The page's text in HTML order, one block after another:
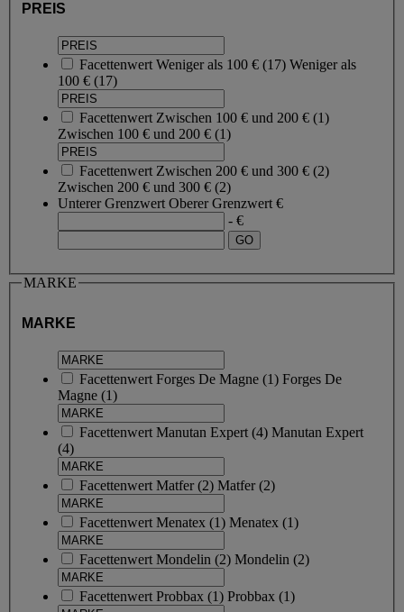
PREIS
Facettenwert Weniger als 100 € (17) Weniger als
100 € (17)
Facettenwert Zwischen 100 € und 200 € (1)
Zwischen 100 € und 200 € (1)
Facettenwert Zwischen 200 € und 300 € (2)
Zwischen 200 € und 300 € (2)
Unterer Grenzwert Oberer Grenzwert €
- €
MARKE
MARKE
Facettenwert Forges De Magne (1) Forges De
Magne (1)
Facettenwert Manutan Expert(4) Manutan Expert
(4)
Facettenwert Matfer(2) Matfer(2)
Facettenwert Menatex (1) Menatex (1)
Facettenwert Mondelin (2) Mondelin (2)
Facettenwert Probbax (1) Probbax (1)